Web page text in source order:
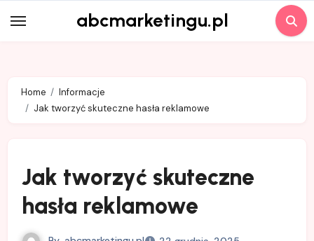
to
abcmarketingu.pl
Home
Informacje
Jak tworzyć skuteczne hasła reklamowe
Jak tworzyć skuteczne
hasła reklamowe